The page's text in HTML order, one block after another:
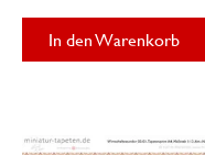
In den Warenkorb